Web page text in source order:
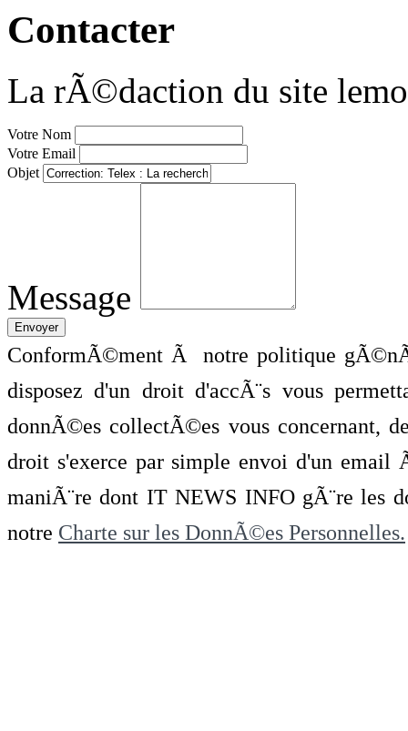
Contacter
La rÃ©daction du site
Votre Nom
Votre Email
Objet
Message
ConformÃ©ment Ã notre politique
disposez d'un droit d'accÃ¨s vous
donnÃ©es collectÃ©es vous concernant,
droit s'exerce par simple envoi d'un
maniÃ¨re dont IT NEWS INFO gÃ¨re les
notre Charte sur les DonnÃ©es Personnelles.